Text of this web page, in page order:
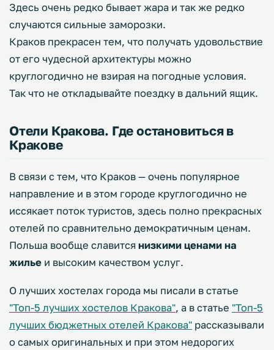
Здесь очень редко бывает жара и так же редко
случаются сильные заморозки.
Краков прекрасен тем, что получать удовольствие
от его чудесной архитектуры можно
круглогодично не взирая на погодные условия.
Так что не откладывайте поездку в дальний ящик.
Отели Кракова. Где остановиться в
Кракове
В связи с тем, что Краков — очень популярное
направление и в этом городе круглогодично не
иссякает поток туристов, здесь полно прекрасных
отелей по сравнительно демократичным ценам.
Польша вообще славится низкими ценами на
жилье и высоким качеством услуг.
О лучших хостелах города мы писали в статье
"Топ-5 лучших хостелов Кракова", а в статье "Топ-5
лучших бюджетных отелей Кракова" рассказывали
о самых оригинальных и при этом недорогих